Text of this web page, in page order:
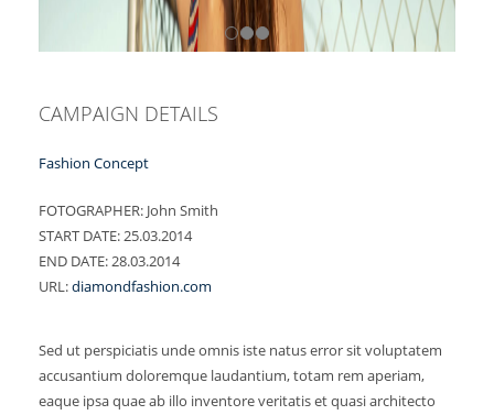
CAMPAIGN DETAILS
Fashion Concept
FOTOGRAPHER: John Smith
START DATE:25.03.2014
END DATE:28.03.2014
URL:diamondfashion.com
Sed ut perspiciatis unde omnis iste natus error sit voluptatem
accusantium doloremque laudantium, totam rem aperiam,
eaque ipsa quae ab illo inventore veritatis et quasi architecto